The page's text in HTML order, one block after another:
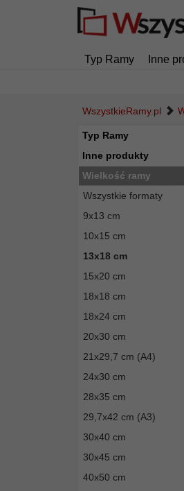
Typ Ramy Inne
WszystkieRamy.pl
Typ Ramy
Inne produkty
Wielkość ramy
Wszystkie formaty
9x13 cm
10x15 cm
13x18 cm
15x20 cm
18x18 cm
18x24 cm
20x30 cm
21x29,7 cm (A4)
24x30 cm
28x35 cm
29,7x42 cm (A3)
30x40 cm
30x45 cm
40x50 cm